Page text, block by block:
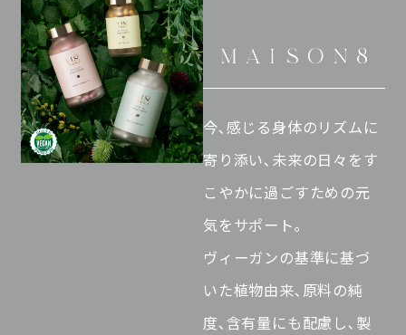
今､感じる身体のリズムに
寄り添い､未来の日々をす
こやかに過ごすための元
気をサポート｡
ヴィーガンの基準に基づ
いた植物由来､原料の純
度､含有量にも配慮し､製